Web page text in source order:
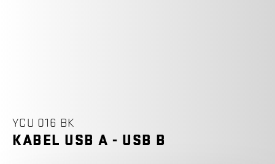
YCU 016 BK
KABEL USB A - USB B